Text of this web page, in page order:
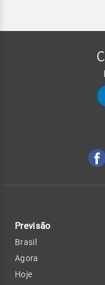
Previsão
Brasil
Agora
Hoje